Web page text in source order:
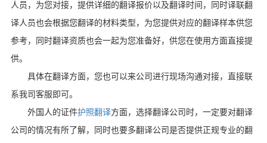
人员，为您对接，提供详细的翻译报价以及翻译时间，同时译联翻
译人员也会根据您翻译的材料类型，为您提供对应的翻译样本供您
参考，同时翻译资质也会一起为您准备好，供您在使用方面直接提
供。
具体在翻译方面，您也可以来公司进行现场沟通对接，直接联
系我司客服即可。
外国人的证件护照翻译方面，选择翻译公司时，一定要对翻译
公司的情况有所了解，同时也要多翻译公司是否提供正规专业的翻